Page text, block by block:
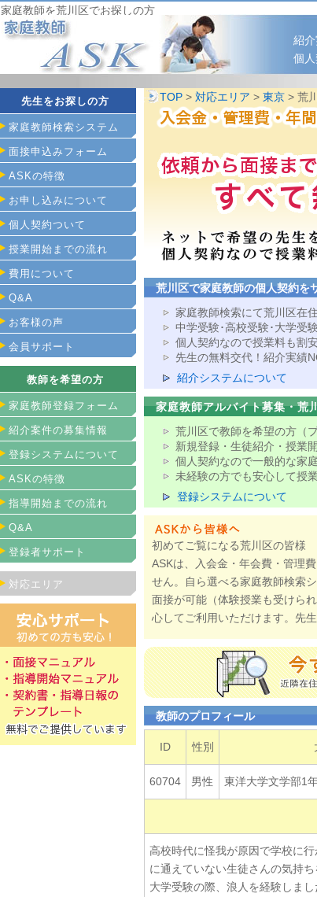
家庭教師を荒川区でお探しの方
紹
個
TOP > 対応エリア > 東京 > 荒
荒川区で家庭教師の個人契約を
家庭教師検索にて荒川区在
中学受験･高校受験･大学受
個人契約なので授業料も割
先生の無料交代！紹介実績
紹介システムについて
家庭教師アルバイト募集・荒
荒川区で教師を希望の方（
新規登録・生徒紹介・授業
個人契約なので一般的な家
未経験の方でも安心して授
登録システムについて
初めてご覧になる荒川区の皆様
ASKは、入会金・年会費・管理
せん。自ら選べる家庭教師検索
面接が可能（体験授業も受けら
心してご利用いただけます。先
教師のプロフィール
ID 性別
60704 男性 東洋大学文学部1
高校時代に怪我が原因で学校に
に通えていない生徒さんの気持
大学受験の際、浪人を経験しま
先生をお探しの方
家庭教師検索システム
面接申込みフォーム
ASKの特徴
お申し込みについて
個人契約ついて
授業開始までの流れ
費用について
Q&A
お客様の声
会員サポート
教師を希望の方
家庭教師登録フォーム
紹介案件の募集情報
登録システムについて
ASKの特徴
指導開始までの流れ
Q&A
登録者サポート
対応エリア